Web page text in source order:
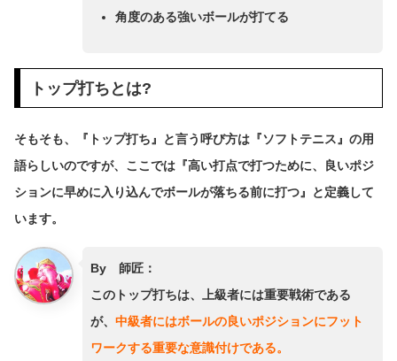
角度のある強いボールが打てる
トップ打ちとは?
そもそも、『トップ打ち』と言う呼び方は『ソフトテニス』の用
語らしいのですが、ここでは『高い打点で打つために、良いポジ
ションに早めに入り込んでボールが落ちる前に打つ』と定義して
います。
By 師匠：
このトップ打ちは、上級者には重要戦術である
が、 中級者にはボールの良いポジションにフット
ワークする重要な意識付けである。